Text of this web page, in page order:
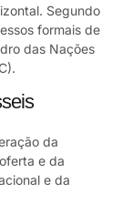
Segundo
formais de
das Nações
da
e da
e da